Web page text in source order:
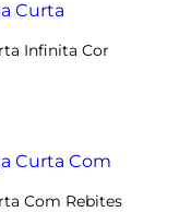
Infinita Cor
Com Rebites